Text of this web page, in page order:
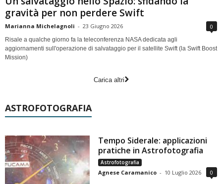
gravità per non perdere Swift
Marianna Michelagnoli - 23 Giugno 2026 0
Risale a qualche giorno fa la teleconferenza NASA dedicata agli
aggiornamenti sull'operazione di salvataggio per il satellite Swift (la Swift Boost
Mission)
Carica altri
ASTROFOTOGRAFIA
Tempo Siderale: applicazioni
pratiche in Astrofotografia
Astrofotografia
Agnese Caramanico - 10 Luglio 2026 0